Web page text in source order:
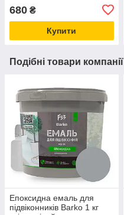
680 ₴
Купити
Подібні товари компанії
Епоксидна емаль для
підвіконників Barko 1 кг